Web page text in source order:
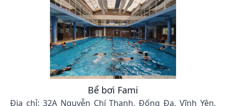
Bể bơi Fami
Địa chỉ: 32A Nguyễn Chí Thanh, Đống Đa, Vĩnh Yên,